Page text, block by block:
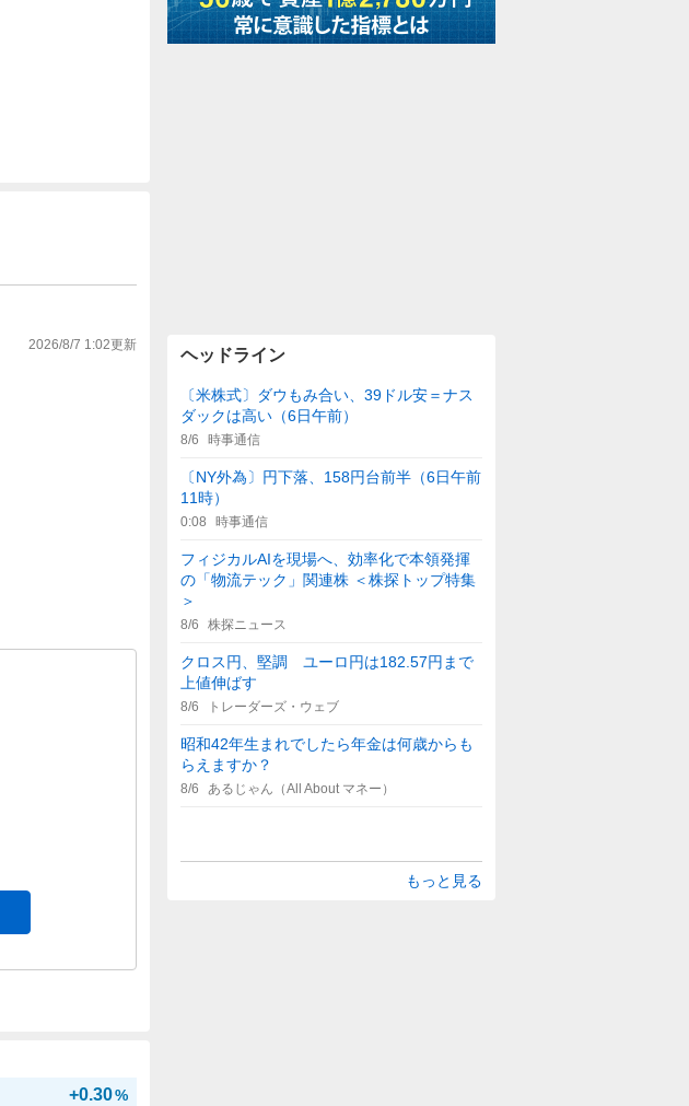
2026/8/7 1:02更新
+0.30%
ヘッドライン
〔米株式〕ダウもみ合い、39ドル安＝ナス
ダックは高い（6日午前）
8/6 時事通信
〔NY外為〕円下落、158円台前半（6日午前
11時）
0:08 時事通信
フィジカルAIを現場へ、効率化で本領発揮
の「物流テック」関連株 ＜株探トップ特集
＞
8/6 株探ニュース
クロス円、堅調 ユーロ円は182.57円まで
上値伸ばす
8/6 トレーダーズ・ウェブ
昭和42年生まれでしたら年金は何歳からも
らえますか？
8/6 あるじゃん（All About マネー）
もっと見る